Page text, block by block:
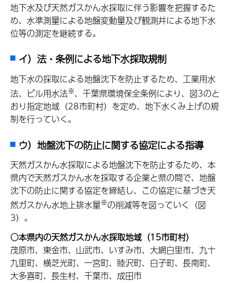
地下水及び天然ガスかん水採取に伴う影響を把握するた
め、水準測量による地盤変動量及び観測井による地下水
位等の測定を継続する。
イ）法・条例による地下水採取規制
地下水の採取による地盤沈下を防止するため、工業用水
法、ビル用水法※、千葉県環境保全条例により、図3のと
おり指定地域（28市町村）を定め、地下水くみ上げの規
制を行っていく。
ウ）地盤沈下の防止に関する協定による指導
天然ガスかん水採取による地盤沈下を防止するため、本
県内で天然ガスかん水を採取する企業と県の間で、地盤
沈下の防止に関する協定を締結し、この協定に基づき天
然ガスかん水地上排水量※の削減等を図っていく（図
3）。
○本県内の天然ガスかん水採取地域（15市町村）
茂原市、東金市、山武市、いすみ市、大網白里市、九十
九里町、横芝光町、一宮町、睦沢町、白子町、長南町、
大多喜町、長生村、千葉市、成田市